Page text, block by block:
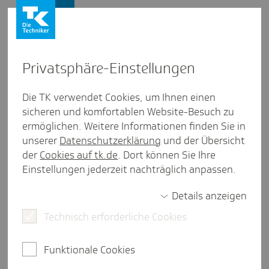
Zur Sache: Gesund­heits­po­litik in
Hamburg
Inter­view aus Hamburg
Am 7. Mai 2025 wurde der neue Hamburger Senat
die Hamburger Sozialbehörde - aber unter einem
Presse und Politik Gesundheitspolitik
Privat­sphäre-Einstel­lungen
Die TK verwendet Cookies, um Ihnen einen
sicheren und komfortablen Website-Besuch zu
ermöglichen. Weitere Informationen finden Sie in
unserer Datenschutzerklärung und der Übersicht
der Cookies auf tk.de. Dort können Sie Ihre
Einstellungen jederzeit nachträglich anpassen.
Details anzeigen
Technisch erforderliche Cookies
Funktionale Cookies